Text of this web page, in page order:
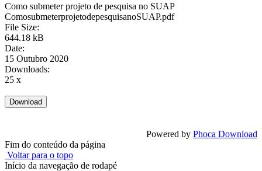
Como submeter projeto de pesquisa no SUAP
ComosubmeterprojetodepesquisanoSUAP.pdf
File Size:
644.18 kB
Date:
15 Outubro 2020
Downloads:
25 x
Powered by Phoca Download
Fim do conteúdo da página
Voltar para o topo
Início da navegação de rodapé